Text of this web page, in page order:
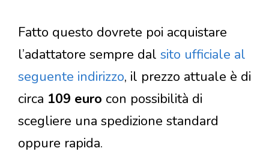
Fatto questo dovrete poi acquistare
l’adattatore sempre dal sito ufficiale al
seguente indirizzo, il prezzo attuale è di
circa 109 euro con possibilità di
scegliere una spedizione standard
oppure rapida.